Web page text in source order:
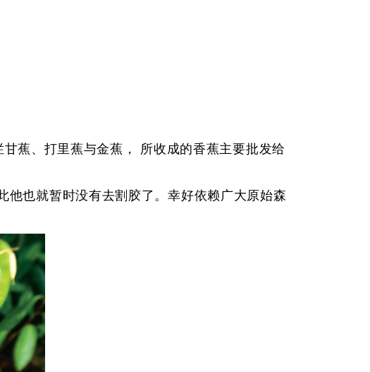
蕉、打里蕉与金蕉， 所收成的香蕉主要批发给
也就暂时没有去割胶了。幸好依赖广大原始森